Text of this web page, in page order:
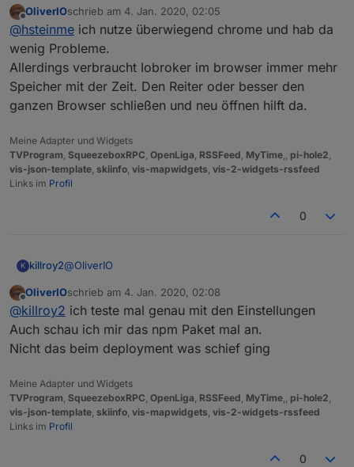
Es handelt sich hier um ein Problem des Browsers.
Firefox, Opera und Edge zeigen die "Besiedelung"
der Datenpunkte korrekt und vollständig an. Lediglich
Chrome benimmt sich kräftig daneben.
Sorry für meine voreilige Verbreitung von Unruhe.
Sollheute(siehe Uhrzeit
) nicht mehr
vorkommen ...
Offline
OliverIOschrieb am 4. Jan. 2020, 02:05
zuletzt editiert von
@hsteinme ich nutze überwiegend chrome und hab da
wenig Probleme.
Allerdings verbraucht Iobroker im browser immer mehr
Speicher mit der Zeit. Den Reiter oder besser den
ganzen Browser schließen und neu öffnen hilft da.
Meine Adapter und Widgets
TVProgram, SqueezeboxRPC, OpenLiga, RSSFeed, MyTime,, pi-hole2,
vis-json-template, skiinfo, vis-mapwidgets, vis-2-widgets-rssfeed
Links im Profil
0
K killroy2@OliverIO
eigentlich alles default
Offline
OliverIOschrieb am 4. Jan. 2020, 02:08
zuletzt editiert von
@killroy2 ich teste mal genau mit den Einstellungen
Auch schau ich mir das npm Paket mal an.
Nicht das beim deployment was schief ging
Meine Adapter und Widgets
TVProgram, SqueezeboxRPC, OpenLiga, RSSFeed, MyTime,, pi-hole2,
vis-json-template, skiinfo, vis-mapwidgets, vis-2-widgets-rssfeed
Links im Profil
0